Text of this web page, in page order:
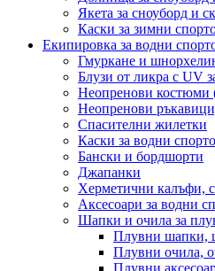
Якета за сноуборд и
Каски за зимни
Екипировка за водни
Гмуркане и
Блузи от ликра с UV
Неопренови костюми
Неопренови
Спасителни жилетки
Каски за водни
Бански и бордшорти
Джапанки
Херметични калъфи,
Аксесоари за водни
Шапки и очила за
Плувни шапки,
Плувни очила,